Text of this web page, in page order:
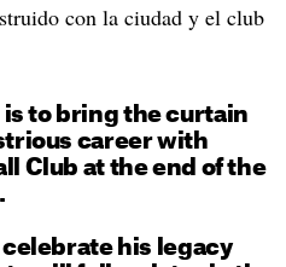
con la ciudad y el club
is to bring the curtain
career with
Club at the end of the
his legacy